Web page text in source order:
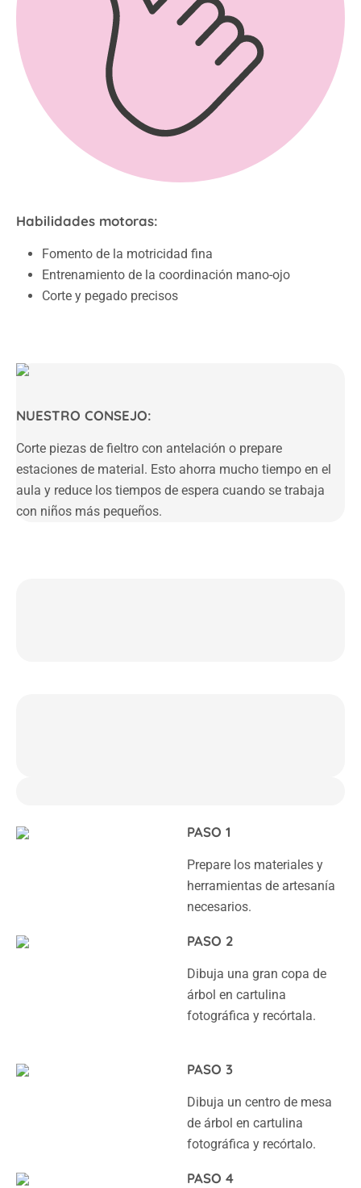
Habilidades motoras:
Fomento de la motricidad fina
Entrenamiento de la coordinación mano-ojo
Corte y pegado precisos
NUESTRO CONSEJO:
Corte piezas de fieltro con antelación o prepare
estaciones de material. Esto ahorra mucho tiempo en el
aula y reduce los tiempos de espera cuando se trabaja
con niños más pequeños.
PASO 1
Prepare los materiales y
herramientas de artesanía
necesarios.
PASO 2
Dibuja una gran copa de
árbol en cartulina
fotográfica y recórtala.
PASO 3
Dibuja un centro de mesa
de árbol en cartulina
fotográfica y recórtalo.
PASO 4